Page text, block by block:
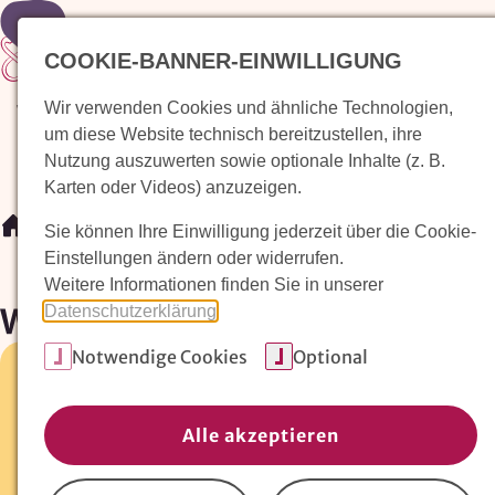
Zur Startseite
Waldorfkindergarten finden Pädagogischer Ansatz
Waldorfkindergarten finden /Waldorfkindergarten
Waldorfkindergarten Melle
05422-49424
Fax:
05422-9289930
COOKIE-BANNER-EINWILLIGUNG
Wir verwenden Cookies und ähnliche Technologien,
um diese Website technisch bereitzustellen, ihre
Nutzung auszuwerten sowie optionale Inhalte (z. B.
Karten oder Videos) anzuzeigen.
Sie können Ihre Einwilligung jederzeit über die Cookie-
Einstellungen ändern oder widerrufen.
Weitere Informationen finden Sie in unserer
Datenschutzerklärung
Notwendige Cookies Optional
Alle akzeptieren